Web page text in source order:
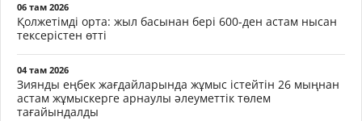
06 там 2026
Қолжетімді орта: жыл басынан бері 600-ден астам нысан
тексерістен өтті
04 там 2026
Зиянды еңбек жағдайларында жұмыс істейтін 26 мыңнан
астам жұмыскерге арнаулы әлеуметтік төлем
тағайындалды